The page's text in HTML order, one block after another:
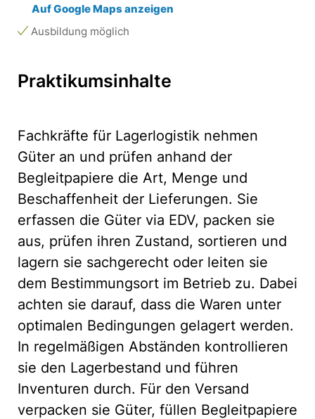
Auf Google Maps anzeigen
Ausbildung möglich
Praktikumsinhalte
Fachkräfte für Lagerlogistik nehmen
Güter an und prüfen anhand der
Begleitpapiere die Art, Menge und
Beschaffenheit der Lieferungen. Sie
erfassen die Güter via EDV, packen sie
aus, prüfen ihren Zustand, sortieren und
lagern sie sachgerecht oder leiten sie
dem Bestimmungsort im Betrieb zu. Dabei
achten sie darauf, dass die Waren unter
optimalen Bedingungen gelagert werden.
In regelmäßigen Abständen kontrollieren
sie den Lagerbestand und führen
Inventuren durch. Für den Versand
verpacken sie Güter, füllen Begleitpapiere